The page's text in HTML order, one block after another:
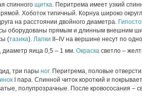
спинного щитка. Перитрема имеет узкий
Хоботок типичный. Корнуа широко
на расстоянии двойного диаметра.
оборудованы прямым и длинным внешним
(тазика). Лапки II–IV на вершине несут по
диаметр яица 0,5 – 1 мм. Окраска светло –
три пары ног. Перитрема, половые
I пара. Спинной читок короткий и
полупрозрачные. После кровососания –